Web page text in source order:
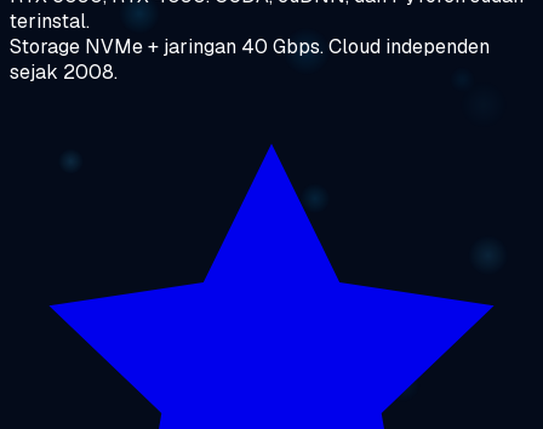
terinstal.
Storage NVMe + jaringan 40 Gbps. Cloud independen
sejak 2008.